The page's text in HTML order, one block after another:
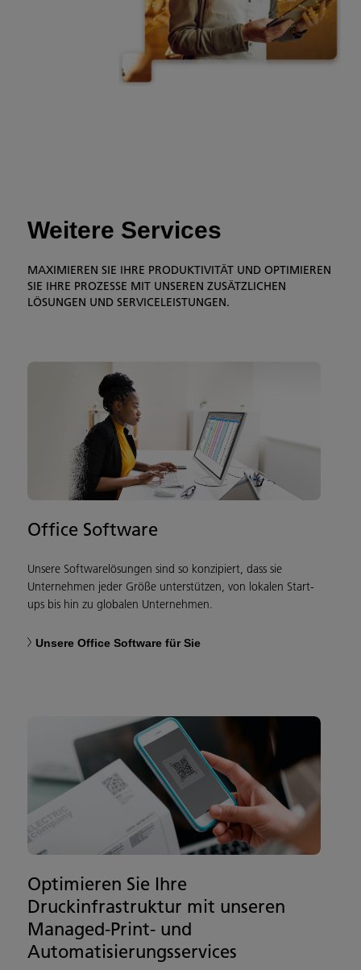
Weitere Services
MAXIMIEREN SIE IHRE PRODUKTIVITÄT UND OPTIMIEREN
SIE IHRE PROZESSE MIT UNSEREN ZUSÄTZLICHEN
LÖSUNGEN UND SERVICELEISTUNGEN.
Office Software
Unsere Softwarelösungen sind so konzipiert, dass sie
Unternehmen jeder Größe unterstützen, von lokalen Start-
ups bis hin zu globalen Unternehmen.
Unsere Office Software für Sie
Optimieren Sie Ihre
Druckinfrastruktur mit unseren
Managed-Print- und
Automatisierungsservices